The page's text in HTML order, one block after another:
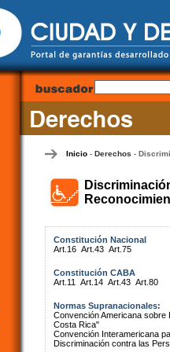
Inicio- Derechos -
Constitución Nacional
Art.16 Art.43 Art.75
Constitución CABA
Art.11
Art.14 Art.43 Art.80
Normas Supranacionales:
Convención Americana
Costa Rica"
Convención Interamericana
Discriminación contra las